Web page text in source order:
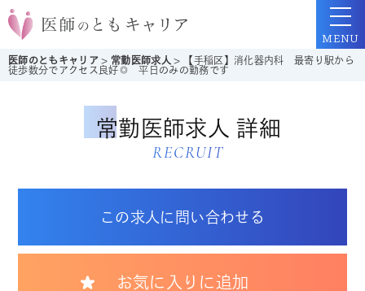
医師のともキャリア >常勤医師求人 >
【手稲区】消化器内科 最寄り駅から
徒歩数分でアクセス良好◎ 平日のみの勤務です
MENU
常勤医師求人 詳細
RECRUIT
この求人に問い合わせる
お気に入りに追加